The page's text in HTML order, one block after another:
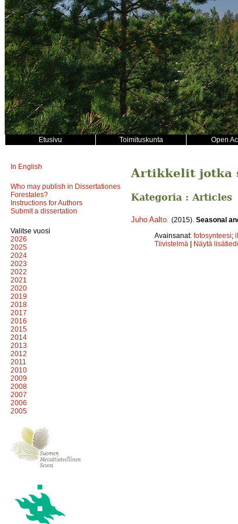
Etusivu Toimituskunta Open
In English
Who may publish in Dissertationes
Forestales?
Instructions for Authors
Submit a dissertation
Valitse vuosi
2026
2025
2024
2023
2022
2021
2020
2019
2018
2017
2016
2015
2014
2013
2012
2011
2010
2009
2008
2007
2006
2005
Artikkelit jotka
Kategoria : Articles
Juho Aalto (2015). Seasonal
Avainsanat: fotosynteesi;
Tiivistelmä | Näytä